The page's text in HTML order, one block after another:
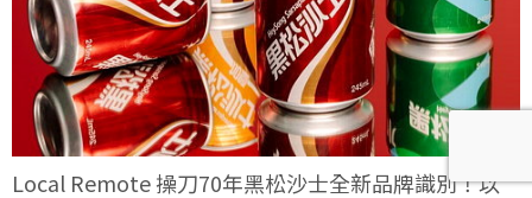
Local Remote 操刀70年黑松沙士全新品牌識別！以